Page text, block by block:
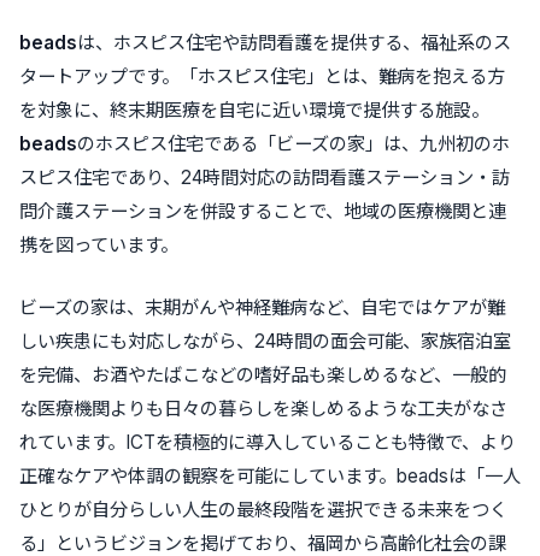
beadsは、ホスピス住宅や訪問看護を提供する、福祉系のス
タートアップです。
「ホスピス住宅」
とは、難病を抱える方
を対象に、 終末期医療を自宅に近い環境で提供する施設。
beadsのホスピス住宅である 「ビーズの家」 は、九州初のホ
スピス住宅であり、24時間対応の訪問看護ステーション・訪
問介護ステーションを併設することで、地域の医療機関と連
携を図っています。
ビーズの家は、末期がんや神経難病など、自宅ではケアが難
しい疾患にも対応しながら、24時間の面会可能、家族宿泊室
を完備、お酒やたばこなどの嗜好品も楽しめるなど、 一般的
な医療機関よりも日々の暮らしを楽しめるような工夫がなさ
れています。ICTを積極的に導入していることも特徴で、より
正確なケアや体調の観察を可能にしています。beadsは「一人
ひとりが自分らしい人生の最終段階を選択できる未来をつく
る」というビジョンを掲げており、福岡から高齢化社会の課